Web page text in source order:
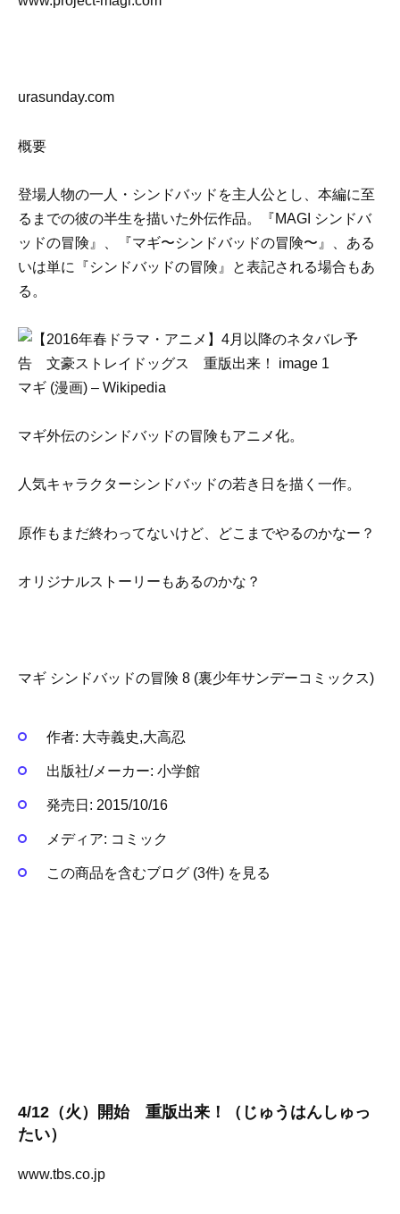
urasunday.com
概要
登場人物の一人・シンドバッドを主人公とし、本編に至
るまでの彼の半生を描いた外伝作品。『MAGI シンドバ
ッドの冒険』、『マギ〜シンドバッドの冒険〜』、ある
いは単に『シンドバッドの冒険』と表記される場合もあ
る 。
マギ (漫画) – Wikipedia
マギ外伝のシンドバッドの冒険もアニメ化。
人気キャラクターシンドバッドの若き日を描く一作。
原作もまだ終わってないけど、どこまでやるのかなー？
オリジナルストーリーもあるのかな？
マギ シンドバッドの冒険 8 (裏少年サンデーコミックス)
作者: 大寺義史,大高忍
出版社/メーカー: 小学館
発売日: 2015/10/16
メディア: コミック
この商品を含むブログ (3件) を見る
4/12（火）開始 重版出来！（じゅうはんしゅっ
たい）
www.tbs.co.jp